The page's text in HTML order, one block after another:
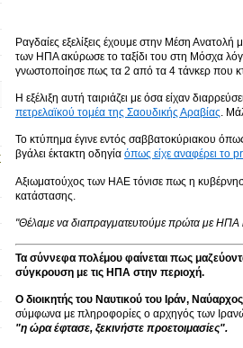
Ραγδαίες εξελίξεις έχουμε στην Μέση
των ΗΠΑ ακύρωσε το ταξίδι του στη Μόσχα
γνωστοποίησε πως τα 2 από τα 4 τάνκερ που
Η εξέλιξη αυτή ταιριάζει με όσα είχαν
πετρελαϊκού τομέα της Σαουδικής Αραβίας.
Το κτύπημα έγινε εντός σαββατοκύριακου
βγάλει έκτακτη οδηγία όπως είχε αναφέρει το
Αξιωματούχος των ΗΑΕ τόνισε πως η
κατάστασης.
"Θέλαμε να διαπραγματευτούμε πρώτα με ΗΠΑ
Τα σύννεφα πολέμου φαίνεται πως
σύγκρουση με τις ΗΠΑ στην περιοχή.
Ο διοικητής του Ναυτικού του Ιράν, Ναύαρχος
σύμφωνα με πληροφορίες ο αρχηγός των
"η ώρα έφτασε, ξεκινήστε προετοιμασίες".